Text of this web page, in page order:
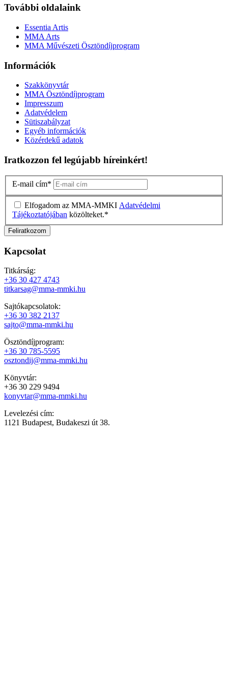
További oldalaink
Essentia Artis
MMA Arts
MMA Művészeti Ösztöndíjprogram
Információk
Szakkönyvtár
MMA Ösztöndíjprogram
Impresszum
Adatvédelem
Sütiszabályzat
Egyéb információk
Közérdekű adatok
Iratkozzon fel legújabb híreinkért!
E-mail cím*
Elfogadom az MMA-MMKI Adatvédelmi
Tájékoztatójában közölteket.*
Kapcsolat
Titkárság:
+36 30 427 4743
titkarsag@mma-mmki.hu
Sajtókapcsolatok:
+36 30 382 2137
sajto@mma-mmki.hu
Ösztöndíjprogram:
+36 30 785-5595
osztondij@mma-mmki.hu
Könyvtár:
+36 30 229 9494
konyvtar@mma-mmki.hu
Levelezési cím:
1121 Budapest, Budakeszi út 38.